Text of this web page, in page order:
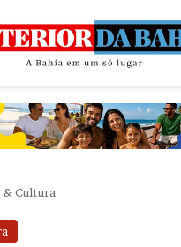
& Cultura